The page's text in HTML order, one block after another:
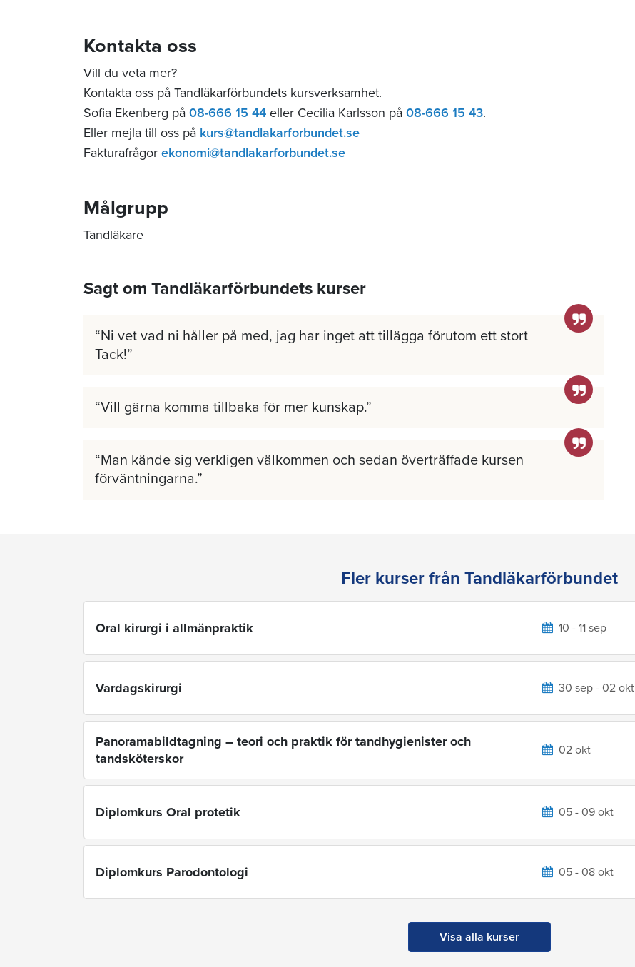
Kontakta oss
Vill du veta mer?
Kontakta oss på Tandläkarförbundets kursverksamhet.
Sofia Ekenberg på 08-666 15 44 eller Cecilia Karlsson på 08-666 15 43.
Eller mejla till oss på kurs@tandlakarforbundet.se
Fakturafrågor ekonomi@tandlakarforbundet.se
Målgrupp
Tandläkare
Sagt om Tandläkarförbundets kurser
Ni vet vad ni håller på med, jag har inget att tillägga förutom ett stort
Tack!
Vill gärna komma tillbaka för mer kunskap.
Man kände sig verkligen välkommen och sedan överträffade kursen
förväntningarna.
Fler kurser från Tandläkarförbundet
Oral kirurgi i allmänpraktik 10 - 11 sep
Vardagskirurgi 30 sep - 02 okt
Panoramabildtagning – teori och praktik för tandhygienister och
tandsköterskor
02 okt
Diplomkurs Oral protetik 05 - 09 okt
Diplomkurs Parodontologi 05 - 08 okt
Visa alla kurser